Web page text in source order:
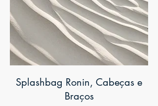
Splashbag Ronin, Cabeças e
Braços